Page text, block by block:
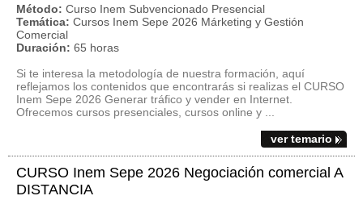
Método: Curso Inem Subvencionado Presencial
Temática: Cursos Inem Sepe 2026 Márketing y Gestión
Comercial
Duración: 65 horas
Si te interesa la metodología de nuestra formación, aquí
reflejamos los contenidos que encontrarás si realizas el CURSO
Inem Sepe 2026 Generar tráfico y vender en Internet.
Ofrecemos cursos presenciales, cursos online y ...
ver temario
CURSO Inem Sepe 2026 Negociación comercial A
DISTANCIA